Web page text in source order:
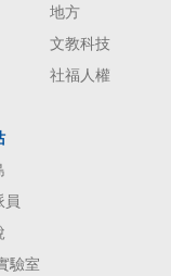
地方
文教科技
社福人權
員
驗室